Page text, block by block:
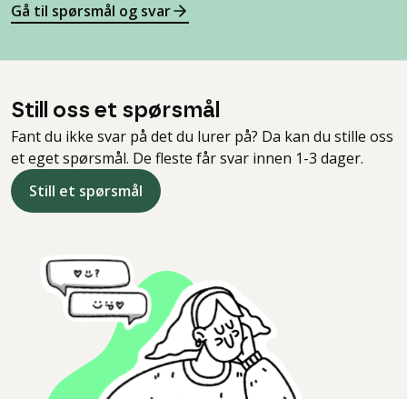
Gå til spørsmål og svar
Still oss et spørsmål
Fant du ikke svar på det du lurer på? Da kan du stille oss
et eget spørsmål. De fleste får svar innen 1-3 dager.
Still et spørsmål